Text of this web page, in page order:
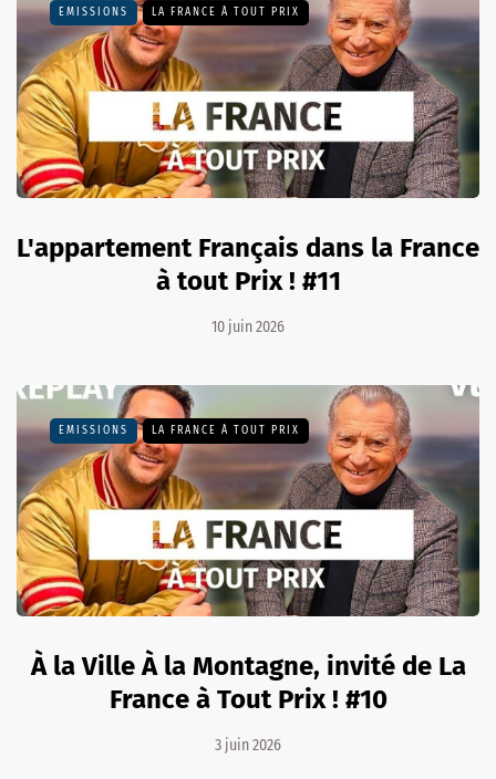
EMISSIONS LA FRANCE À TOUT PRIX
L'appartement Français dans la France
à tout Prix ! #11
10 juin 2026
EMISSIONS LA FRANCE À TOUT PRIX
À la Ville À la Montagne, invité de La
France à Tout Prix ! #10
3 juin 2026